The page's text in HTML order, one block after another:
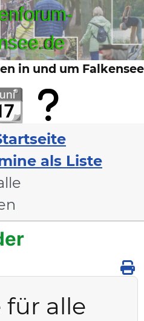
in und um Falkensee
als Liste
für alle